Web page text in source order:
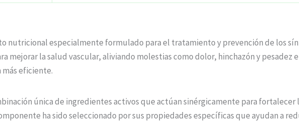
nutricional especialmente formulado para el tratamiento y prevención de los
mejorar la salud vascular, aliviando molestias como dolor, hinchazón y pesadez
eficiente.
única de ingredientes activos que actúan sinérgicamente para fortalecer
ha sido seleccionado por sus propiedades específicas que ayudan a